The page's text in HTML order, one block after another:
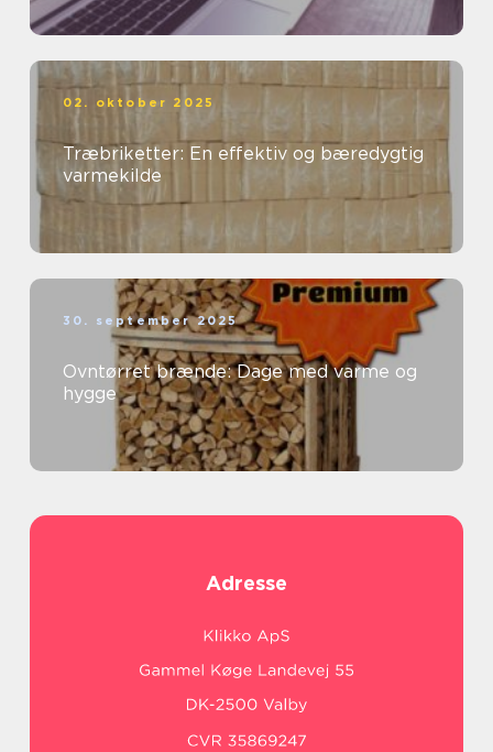
02. oktober 2025
Træbriketter: En effektiv og bæredygtig
varmekilde
30. september 2025
Ovntørret brænde: Dage med varme og
hygge
Adresse